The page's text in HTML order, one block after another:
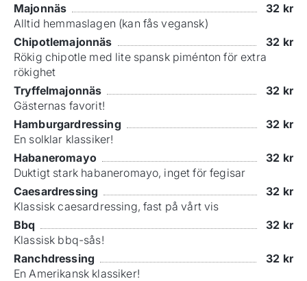
Majonnäs
32 kr
Alltid hemmaslagen (kan fås vegansk)
Chipotlemajonnäs
32 kr
Rökig chipotle med lite spansk piménton för extra
rökighet
Tryffelmajonnäs
32 kr
Gästernas favorit!
Hamburgardressing
32 kr
En solklar klassiker!
Habaneromayo
32 kr
Duktigt stark habaneromayo, inget för fegisar
Caesardressing
32 kr
Klassisk caesardressing, fast på vårt vis
Bbq
32 kr
Klassisk bbq-sås!
Ranchdressing
32 kr
En Amerikansk klassiker!